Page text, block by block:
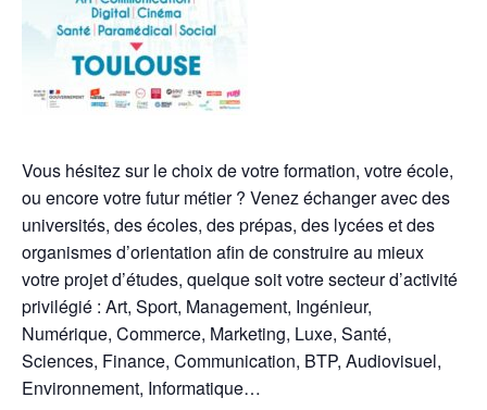
Vous hésitez sur le choix de votre formation, votre école,
ou encore votre futur métier ? Venez échanger avec des
universités, des écoles, des prépas, des lycées et des
organismes d’orientation afin de construire au mieux
votre projet d’études, quelque soit votre secteur d’activité
privilégié : Art, Sport, Management, Ingénieur,
Numérique, Commerce, Marketing, Luxe, Santé,
Sciences, Finance, Communication, BTP, Audiovisuel,
Environnement, Informatique…